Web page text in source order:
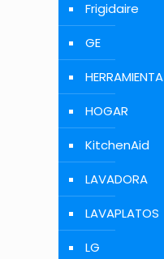
Frigidaire
GE
HERRAMIENTA
HOGAR
KitchenAid
LAVADORA
LAVAPLATOS
LG